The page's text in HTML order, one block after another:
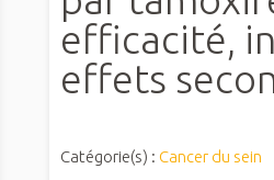
efficacité,
effets
Catégorie(s) : Cancer du sein